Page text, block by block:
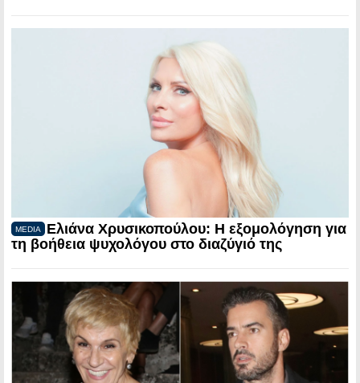
MEDIA
Ελιάνα Χρυσικοπούλου: Η εξομολόγηση για
τη βοήθεια ψυχολόγου στο διαζύγιό της